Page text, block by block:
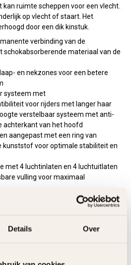
Details Over
kan ruimte scheppen voor een vlecht.
op vlecht of staart. Het
door een dik kinstuk.
verbinding van de
schokabsorberende materiaal van de
en nekzones voor een betere
systeem met
voor rijders met langer haar
verstelbaar systeem met anti-
achterkant van het hoofd
aangepast met een ring van
kunststof voor optimale stabiliteit en
met 4 luchtinlaten en 4 luchtuitlaten
vulling voor maximaal
Shiny